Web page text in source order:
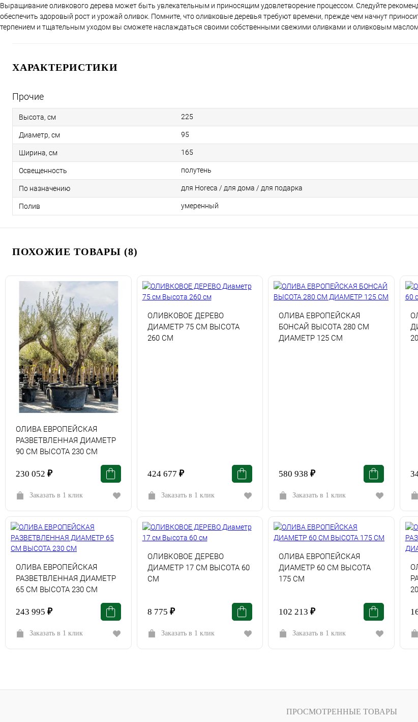
Выращивание оливкового дерева может быть увлекательным и приносящим удовлетворение процессом. Следуйте
обеспечить здоровый рост и урожай оливок. Помните, что оливковые деревья требуют времени, прежде чем начнут
терпением и тщательным уходом вы сможете наслаждаться своими собственными свежими оливками и оливковым
ХАРАКТЕРИСТИКИ
Прочие
Высота, см 225
Диаметр, см 95
Ширина, см 165
Освещенность полутень
По назначению для Horeca / для дома / для подарка
Полив умеренный
ПОХОЖИЕ ТОВАРЫ (8)
ОЛИВА ЕВРОПЕЙСКАЯ
РАЗВЕТВЛЕННАЯ ДИАМЕТР
90 СМ ВЫСОТА 230 СМ
230 052 ₽
Заказать в 1 клик
ОЛИВКОВОЕ ДЕРЕВО
ДИАМЕТР 75 СМ ВЫСОТА
260 СМ
424 677 ₽
Заказать в 1 клик
ОЛИВА ЕВРОПЕЙСКАЯ
БОНСАЙ ВЫСОТА 280 СМ
ДИАМЕТР 125 СМ
580 938 ₽
Заказать в 1 клик
ОЛИВА ЕВРОПЕЙСКАЯ
РАЗВЕТВЛЕННАЯ ДИАМЕТР
65 СМ ВЫСОТА 230 СМ
243 995 ₽
Заказать в 1 клик
ОЛИВКОВОЕ ДЕРЕВО
ДИАМЕТР 17 СМ ВЫСОТА 60
СМ
8 775 ₽
Заказать в 1 клик
ОЛИВА ЕВРОПЕЙСКАЯ
ДИАМЕТР 60 СМ ВЫСОТА
175 СМ
102 213 ₽
Заказать в 1 клик
ПРОСМОТРЕННЫЕ ТОВАРЫ